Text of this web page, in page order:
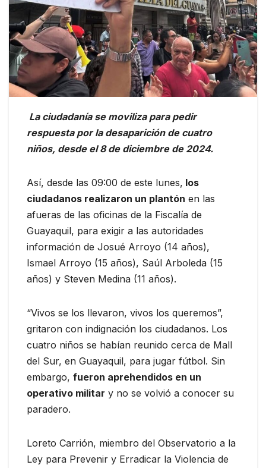
La ciudadanía se moviliza para pedir
respuesta por la desaparición de cuatro
niños, desde el 8 de diciembre de 2024.
Así, desde las 09:00 de este lunes, los
ciudadanos realizaron un plantón en las
afueras de las oficinas de la Fiscalía de
Guayaquil, para exigir a las autoridades
información de Josué Arroyo (14 años),
Ismael Arroyo (15 años), Saúl Arboleda (15
años) y Steven Medina (11 años).
“Vivos se los llevaron, vivos los queremos”,
gritaron con indignación los ciudadanos. Los
cuatro niños se habían reunido cerca de Mall
del Sur, en Guayaquil, para jugar fútbol. Sin
embargo, fueron aprehendidos en un
operativo militar y no se volvió a conocer su
paradero.
Loreto Carrión, miembro del Observatorio a la
Ley para Prevenir y Erradicar la Violencia de